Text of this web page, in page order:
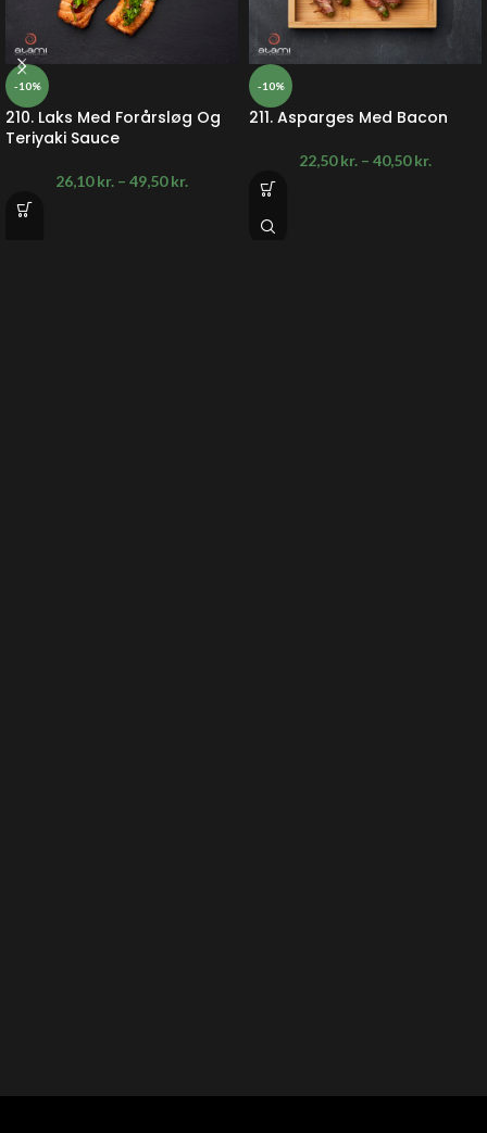
-10%
210. Laks Med Forårsløg Og
Teriyaki Sauce
26,10kr. – 49,50kr.
-10%
211. Asparges Med Bacon
22,50kr. – 40,50kr.